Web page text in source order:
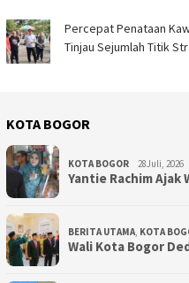
‎Percepat Penataan
Tinjau Sejumlah Titik
KOTA BOGOR
KOTA BOGOR 28Juli, 2026
‎Yantie Rachim
BERITA UTAMA KOTA
‎Wali Kota Bogor